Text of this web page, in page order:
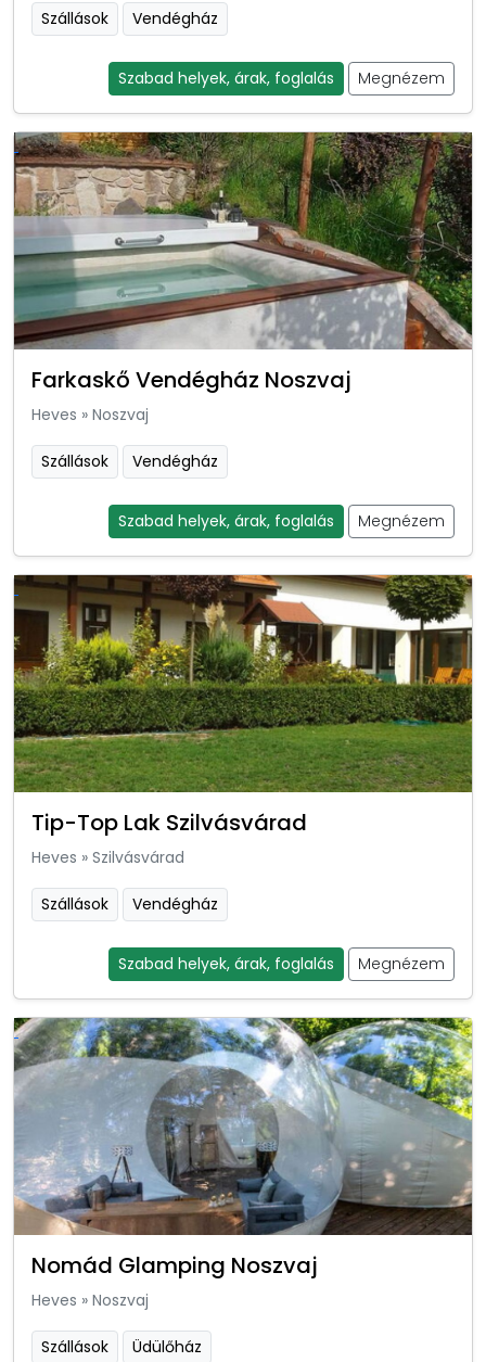
Szállások Vendégház
Szabad helyek, árak, foglalás Megnézem
Farkaskő Vendégház Noszvaj
Heves » Noszvaj
Szállások Vendégház
Szabad helyek, árak, foglalás Megnézem
Tip-Top Lak Szilvásvárad
Heves » Szilvásvárad
Szállások Vendégház
Szabad helyek, árak, foglalás Megnézem
Nomád Glamping Noszvaj
Heves » Noszvaj
Szállások Üdülőház